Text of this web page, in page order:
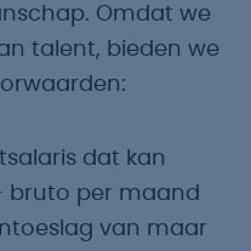
Omdat we
talent, bieden we
dat kan
bruto per maand
van maar